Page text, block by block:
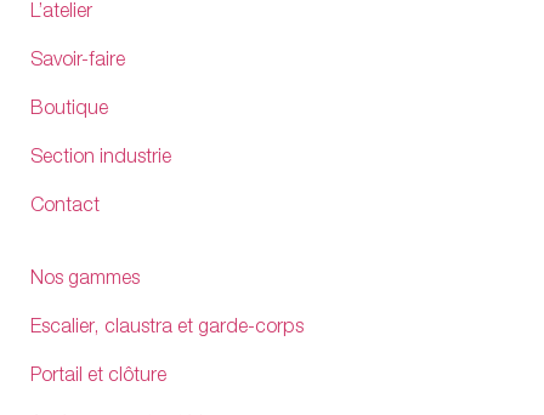
L’atelier
Savoir-faire
Boutique
Section industrie
Contact
Nos gammes
Escalier, claustra et garde-corps
Portail et clôture